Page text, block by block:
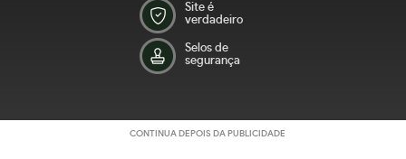
Site é
verdadeiro
Selos de
segurança
CONTINUA DEPOIS DA PUBLICIDADE